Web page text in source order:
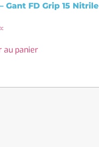
Gant FD Grip 15 Nitrile
au panier